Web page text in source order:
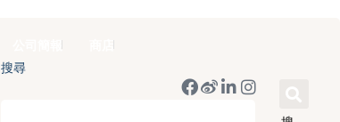
公司簡報 商店
搜尋